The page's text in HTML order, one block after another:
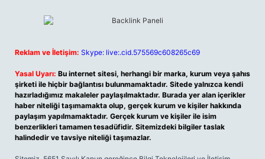
Reklam ve İletişim: Skype: live:.cid.575569c608265c69
Yasal Uyarı: Bu internet sitesi, herhangi bir marka, kurum veya şahıs
şirketi ile hiçbir bağlantısı bulunmamaktadır. Sitede yalnızca kendi
hazırladığımız makaleler paylaşılmaktadır. Burada yer alan içerikler
haber niteliği taşımamakta olup, gerçek kurum ve kişiler hakkında
paylaşım yapılmamaktadır. Gerçek kurum ve kişiler ile isim
benzerlikleri tamamen tesadüfidir. Sitemizdeki bilgiler taslak
halindedir ve tavsiye niteliği taşımazlar.